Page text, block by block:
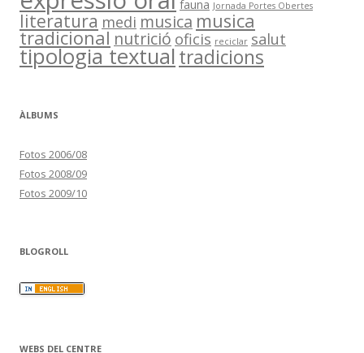
fauna Jornada Portes Obertes
literatura medi musica musica
tradicional nutrició oficis reciclar salut
tipologia textualtradicions
ÀLBUMS
Fotos 2006/08
Fotos 2008/09
Fotos 2009/10
BLOGROLL
WEBS DEL CENTRE